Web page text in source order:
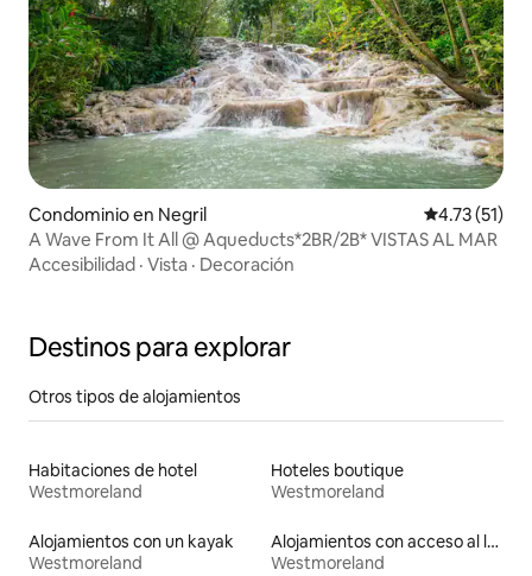
Condominio en Negril Calificación
4.73 (51)
A Wave From It All @ Aqueducts*2BR/2B* VISTAS AL MAR
Accesibilidad · Vista · Decoración
Destinos para explorar
Otros tipos de alojamientos
Habitaciones de hotel
Westmoreland
Hoteles boutique
Westmoreland
Alojamientos con un kayak
Westmoreland
Alojamientos con acceso al lago
Westmoreland